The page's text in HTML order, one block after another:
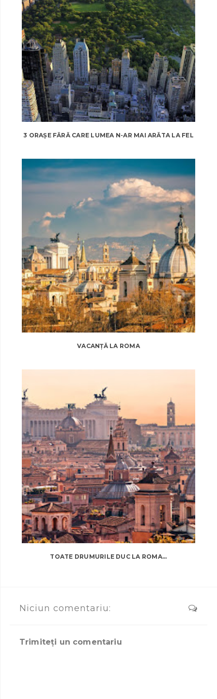
3 ORAȘE FĂRĂ CARE LUMEA N-AR MAI ARĂTA LA FEL
VACANȚĂ LA ROMA
TOATE DRUMURILE DUC LA ROMA...
Niciun comentariu:
Trimiteți un comentariu